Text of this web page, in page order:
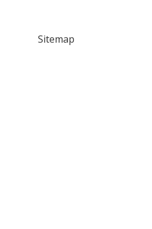
Sitemap